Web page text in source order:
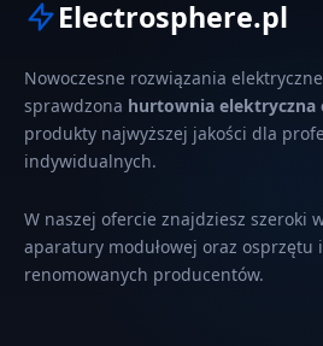
Electrosphere.pl
Nowoczesne rozwiązania
sprawdzona hurtownia elektryczna
produkty najwyższej jakości dla
indywidualnych.
W naszej ofercie znajdziesz szeroki
aparatury modułowej oraz osprzętu
renomowanych producentów.